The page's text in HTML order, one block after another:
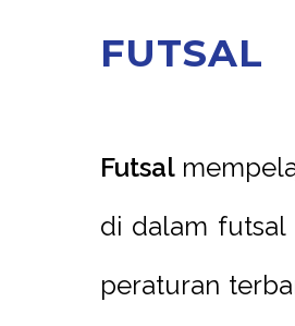
FUTSAL
Futsal
di dalam futsal
peraturan